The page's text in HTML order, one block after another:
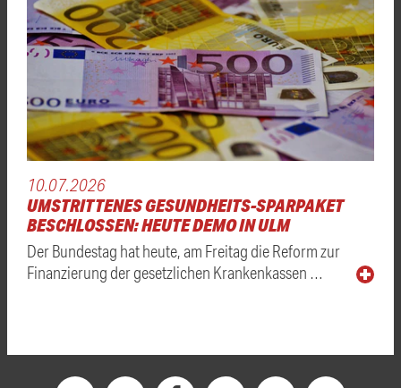
10.07.2026
UMSTRITTENES GESUNDHEITS-SPARPAKET
BESCHLOSSEN: HEUTE DEMO IN ULM
Der Bundestag hat heute, am Freitag die Reform zur
Finanzierung der gesetzlichen Krankenkassen …